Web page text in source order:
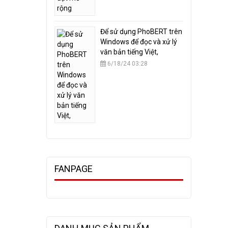
​Để sử dụng PhoBERT trên
Windows để đọc và xử lý
văn bản tiếng Việt,
6/18/24 03:28
FANPAGE